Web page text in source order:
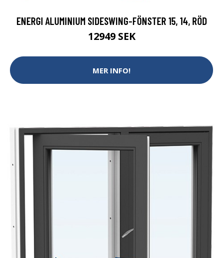
ENERGI ALUMINIUM SIDESWING-FÖNSTER 15, 14, RÖD
12949 SEK
MER INFO!